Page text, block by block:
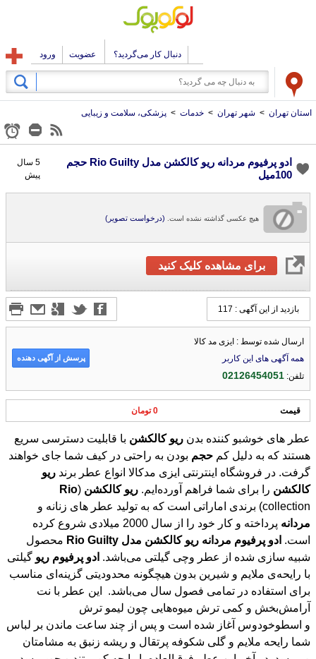
دنبال کار می‌گردید؟ عضویت ورود
استان تهران > شهر تهران > خدمات > پزشکی، سلامت و زیبایی
ادو پرفیوم مردانه ریو کالکشن مدل Rio Guilty حجم
100میل
5 سال
پیش
هیچ عکسی گذاشته نشده است. (درخواست تصویر)
برای مشاهده کلیک کنید
بازدید از این آگهی : 117
ارسال شده توسط : ایزی مد کالا
همه آگهی های این کاربر
تلفن:02126454051
پرسش از آگهی دهنده
قیمت 0 تومان
عطر های خوشبو کننده بدن ریو کالکشن با قابلیت دسترسی سریع
هستند که به دلیل کم حجم بودن به راحتی در کیف شما جای خواهند
گرفت. در فروشگاه اینترنتی ایزی مدکالا انواع عطر برند ریو
کالکشن را برای شما فراهم آورده‌ایم. ریو کالکشن (
Rio
collection) برندی اماراتی است که به تولید عطر های زنانه و
مردانه
پرداخته و کار خود را از سال 2000 میلادی شروع کرده
است. ادو پرفیوم مردانه ریو کالکشن مدل Rio Guilty
محصول
شبیه سازی شده از عطر وچی گیلتی می‌باشد. ادو پرفیوم ریو گیلتی
با رایحه‌ی ملایم و شیرین بدون هیچگونه محدودیتی گزینه‌ای مناسب
برای استفاده در تمامی فصول سال می‌باشد. این عطر با نت
آرامش‌بخش و کمی ترش میوه‌هایی چون لیمو ترش
و اسطوخودوس آغاز شده است و پس از چند ساعت ماندن بر لباس
شما رایحه ملایم و گلی شکوفه پرتقال و ریشه زنبق به مشامتان
می‌رسد. در آخر این عطر فوق‌العاده با رایحه کمی تند و چوبی سدر